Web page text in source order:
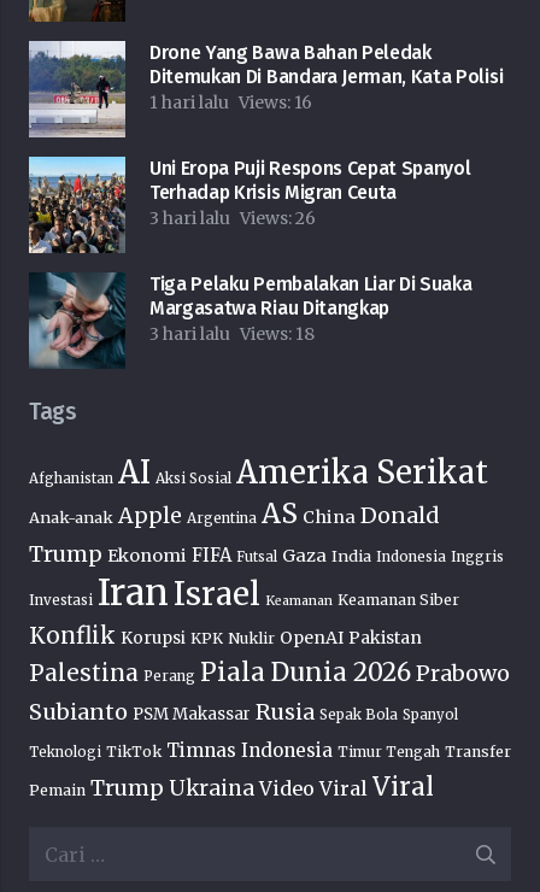
Drone Yang Bawa Bahan Peledak
Ditemukan Di Bandara Jerman, Kata Polisi
1 hari lalu Views: 16
Uni Eropa Puji Respons Cepat Spanyol
Terhadap Krisis Migran Ceuta
3 hari lalu Views:26
Tiga Pelaku Pembalakan Liar Di Suaka
Margasatwa Riau Ditangkap
3 hari lalu Views: 18
Tags
Afghanistan AI Aksi Sosial Amerika Serikat
Anak-anak Apple Argentina AS China Donald
Trump Ekonomi FIFA Futsal Gaza India Indonesia Inggris
Investasi IranIsrael Keamanan Keamanan Siber
Konflik Korupsi KPK Nuklir OpenAI Pakistan
Palestina Perang Piala Dunia 2026Prabowo
Subianto PSM Makassar Rusia Sepak Bola Spanyol
Teknologi TikTok Timnas Indonesia Timur Tengah Transfer
Pemain Trump Ukraina Video Viral Viral
Cari